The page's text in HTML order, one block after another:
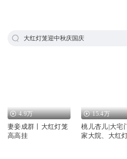
大红灯笼迎中秋庆国庆
4.9万
妻妾成群丨大红灯笼
高高挂
15.4万
桃儿杏儿|大宅
家大院、大红